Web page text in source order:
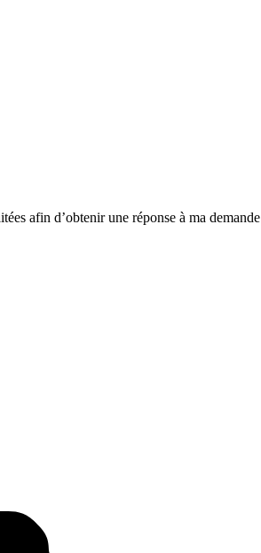
afin d’obtenir une réponse à ma demande